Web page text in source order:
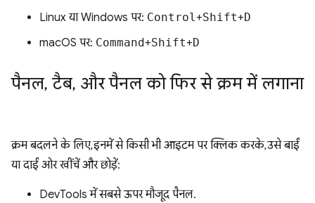
Linux या Windows पर: Control+Shift+D
macOS पर: Command+Shift+D
पैनल, टैब, और पैनल को फिर से क्रम में लगाना
क्रम बदलने के लिए, इनमें से किसी भी आइटम पर क्लिक करके, उसे बाईं
या दाईं ओर खींचें और छोड़ें:
DevTools में सबसे ऊपर मौजूद पैनल.